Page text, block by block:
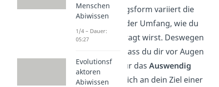
Je nach Prüfungsform variiert die
Intensität und der Umfang, wie du
darüber abgefragt wirst. Deswegen
ist es wichtig, dass du dir vor Augen
führst: nicht nur das Auswendig
lernenbringt dich an dein Ziel einer
Menschen
Abiwissen
1/4 – Dauer:
05:27
Evolutionsf
aktoren
Abiwissen